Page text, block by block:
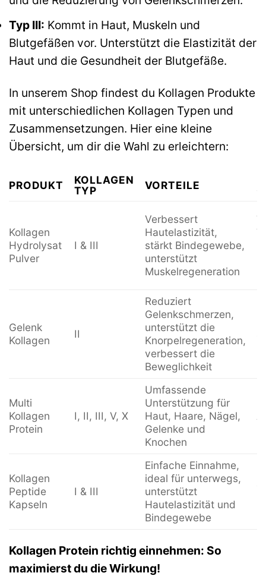
Typ III: Kommt in Haut, Muskeln und
Blutgefäßen vor. Unterstützt die Elastizität der
Haut und die Gesundheit der Blutgefäße.
In unserem Shop findest du Kollagen Produkte
mit unterschiedlichen Kollagen Typen und
Zusammensetzungen. Hier eine kleine
Übersicht, um dir die Wahl zu erleichtern:
PRODUKT
KOLLAGEN
TYP
VORTEILE
Kollagen
Hydrolysat
Pulver
I & III
Verbessert
Hautelastizität,
stärkt Bindegewebe,
unterstützt
Muskelregeneration
Gelenk
Kollagen
II
Reduziert
Gelenkschmerzen,
unterstützt die
Knorpelregeneration,
verbessert die
Beweglichkeit
Multi
Kollagen
Protein
I, II, III, V, X
Umfassende
Unterstützung für
Haut, Haare, Nägel,
Gelenke und
Knochen
Kollagen
Peptide
Kapseln
I & III
Einfache Einnahme,
ideal für unterwegs,
unterstützt
Hautelastizität und
Bindegewebe
Kollagen Protein richtig einnehmen: So
maximierst du die Wirkung!